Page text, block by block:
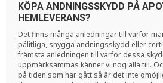
KÖPA ANDNINGSSKYDD PÅ
HEMLEVERANS?
Det finns många anledningar till varför
pålitliga, snygga andningsskydd eller
främsta anledningen till varför dessa
uppmärksammas känner vi nog alla till.
på tiden som har gått så är det inte